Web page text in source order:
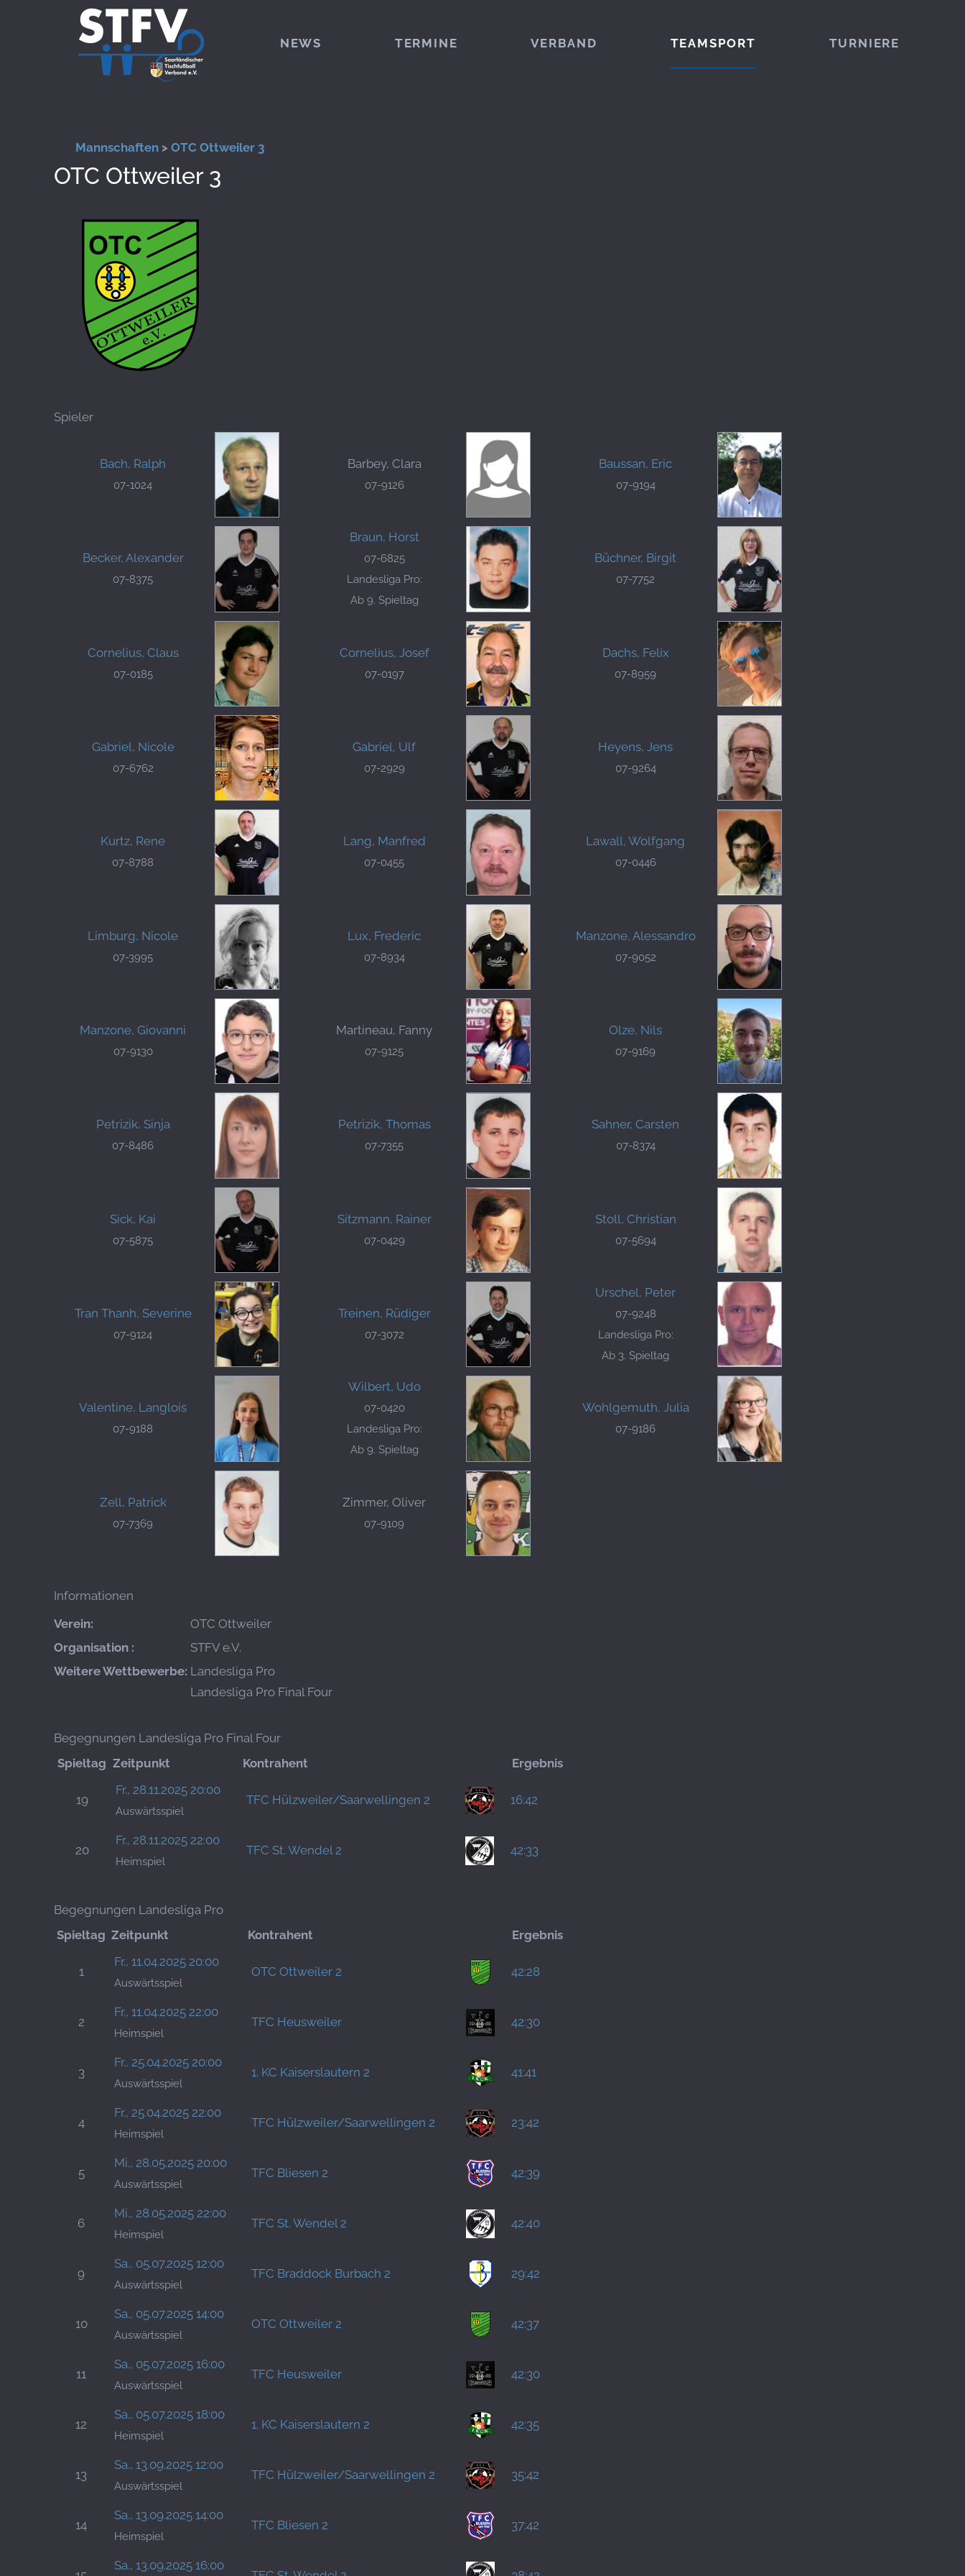
Zum Hauptinhalt springen
NEWS TERMINE VERBAND TEAMSPORT TURNIERE
Mannschaften > OTC Ottweiler 3
OTC Ottweiler 3
Spieler
Bach, Ralph
07-1024
Barbey, Clara
07-9126
Baussan, Eric
07-9194
Becker, Alexander
07-8375
Braun, Horst
07-6825
Landesliga Pro:
Ab 9. Spieltag
Büchner, Birgit
07-7752
Cornelius, Claus
07-0185
Cornelius, Josef
07-0197
Dachs, Felix
07-8959
Gabriel, Nicole
07-6762
Gabriel, Ulf
07-2929
Heyens, Jens
07-9264
Kurtz, Rene
07-8788
Lang, Manfred
07-0455
Lawall, Wolfgang
07-0446
Limburg, Nicole
07-3995
Lux, Frederic
07-8934
Manzone, Alessandro
07-9052
Manzone, Giovanni
07-9130
Martineau, Fanny
07-9125
Olze, Nils
07-9169
Petrizik, Sinja
07-8486
Petrizik, Thomas
07-7355
Sahner, Carsten
07-8374
Sick, Kai
07-5875
Sitzmann, Rainer
07-0429
Stoll, Christian
07-5694
Tran Thanh, Severine
07-9124
Treinen, Rüdiger
07-3072
Urschel, Peter
07-9248
Landesliga Pro:
Ab 3. Spieltag
Valentine, Langlois
07-9188
Wilbert, Udo
07-0420
Landesliga Pro:
Ab 9. Spieltag
Wohlgemuth, Julia
07-9186
Zell, Patrick
07-7369
Zimmer, Oliver
07-9109
Informationen
Verein:
OTC Ottweiler
Organisation :
STFV e.V.
Weitere Wettbewerbe: Landesliga Pro
Landesliga Pro Final Four
Begegnungen Landesliga Pro Final Four
Spieltag Zeitpunkt Kontrahent Ergebnis
19
Fr., 28.11.2025 20:00
Auswärtsspiel
TFC Hülzweiler/Saarwellingen 2 16:42
20
Fr., 28.11.2025 22:00
Heimspiel
TFC St. Wendel 2 42:33
Begegnungen Landesliga Pro
Spieltag Zeitpunkt Kontrahent Ergebnis
1
Fr., 11.04.2025 20:00
Auswärtsspiel
OTC Ottweiler 2 42:28
2
Fr., 11.04.2025 22:00
Heimspiel
TFC Heusweiler 42:30
3
Fr., 25.04.2025 20:00
Auswärtsspiel
1. KC Kaiserslautern 2 41:41
4
Fr., 25.04.2025 22:00
Heimspiel
TFC Hülzweiler/Saarwellingen 2 23:42
5
Mi., 28.05.2025 20:00
Auswärtsspiel
TFC Bliesen 2 42:39
6
Mi., 28.05.2025 22:00
Heimspiel
TFC St. Wendel 2 42:40
9
Sa., 05.07.2025 12:00
Auswärtsspiel
TFC Braddock Burbach 2 29:42
10
Sa., 05.07.2025 14:00
Auswärtsspiel
OTC Ottweiler 2 42:37
11
Sa., 05.07.2025 16:00
Auswärtsspiel
TFC Heusweiler 42:30
12
Sa., 05.07.2025 18:00
Heimspiel
1. KC Kaiserslautern 2 42:35
13
Sa., 13.09.2025 12:00
Auswärtsspiel
TFC Hülzweiler/Saarwellingen 2 35:42
14
Sa., 13.09.2025 14:00
Heimspiel
TFC Bliesen 2 37:42
Sa., 13.09.2025 16:00